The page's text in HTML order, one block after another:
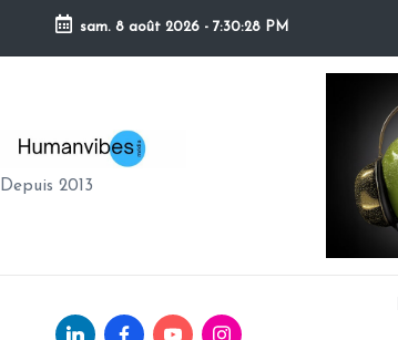
Skip
sam. 8 août 2026 - 7:30:29 PM
H
U
Depuis 2013
Linkedin.comfacebook.com
Youtube.comInstagram.com